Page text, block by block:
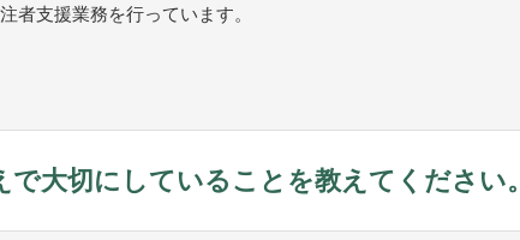
者支援業務を行っています。
大切にしていることを教えてください。